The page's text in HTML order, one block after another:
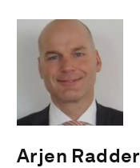
Arjen Radder